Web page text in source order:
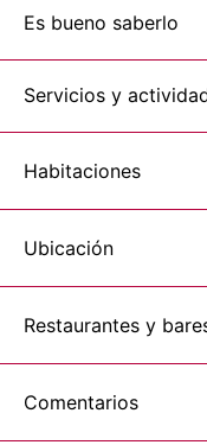
Es bueno saberlo
Servicios y
Habitaciones
Ubicación
Restaurantes y
Comentarios